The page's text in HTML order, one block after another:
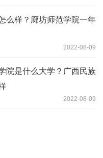
么样？廊坊师范学院一年
2022-08-09
院是什么大学？广西民族
2022-08-09